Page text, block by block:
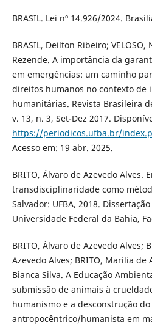
BRASIL. Lei nº 14.926/2024.
BRASIL, Deilton Ribeiro;
Rezende. A importância da
em emergências: um caminho
direitos humanos no contexto de
humanitárias. Revista Brasileira
v. 13, n. 3, Set-Dez 2017.
https://periodicos.ufba.br/
Acesso em: 19 abr. 2025.
BRITO, Álvaro de Azevedo Alves.
transdisciplinaridade como
Salvador: UFBA, 2018.
Universidade Federal da Bahia,
BRITO, Álvaro de Azevedo Alves;
Azevedo Alves; BRITO, Marília de
Bianca Silva. A Educação
submissão de animais à
humanismo e a desconstrução
antropocêntrico/humanista em